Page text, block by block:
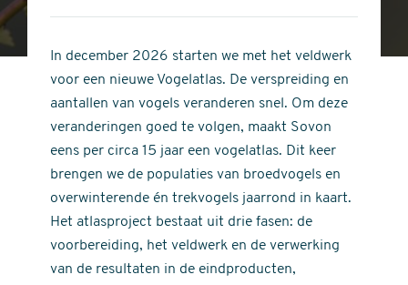
stars
of
stars
In december 2026 starten we met het veldwerk
voor een nieuwe Vogelatlas. De verspreiding en
aantallen van vogels veranderen snel. Om deze
veranderingen goed te volgen, maakt Sovon
eens per circa 15 jaar een vogelatlas. Dit keer
brengen we de populaties van broedvogels en
overwinterende én trekvogels jaarrond in kaart.
Het atlasproject bestaat uit drie fasen: de
voorbereiding, het veldwerk en de verwerking
van de resultaten in de eindproducten,